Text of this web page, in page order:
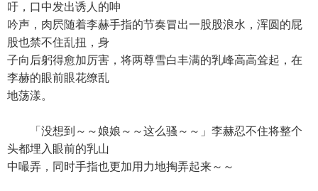
吁，口中发出诱人的呻
吟声，肉屄随着李赫手指的节奏冒出一股股浪水，浑圆的屁
股也禁不住乱扭，身
子向后躬得愈加厉害，将两尊雪白丰满的乳峰高高耸起，在
李赫的眼前眼花缭乱
地荡漾。
「没想到～～娘娘～～这么骚～～」李赫忍不住将整个
头都埋入眼前的乳山
中嘬弄，同时手指也更加用力地掏弄起来～～